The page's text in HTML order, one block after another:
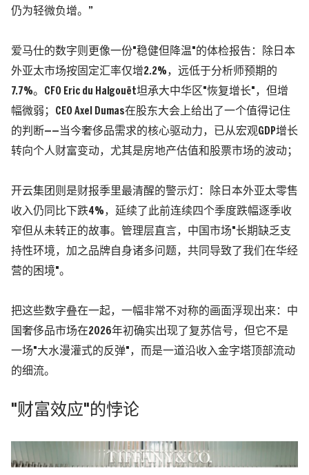
仍为轻微负增。”
爱马仕的数字则更像一份"稳健但降温"的体检报告：
除日本
外亚太市场按固定汇率仅增2.2%，远低于分析师预期的
7.7%。 CFO Eric du Halgouët坦承大中华区"恢复增长"，但增
幅微弱；CEO Axel Dumas在股东大会上给出了一个值得记住
的判断——当今奢侈品需求的核心驱动力，已从宏观GDP增长
转向个人财富变动，尤其是房地产估值和股票市场的波动；
开云集团 则是财报季里最清醒的警示灯：
除日本外亚太零售
收入仍同比下跌4%，延续了此前连续四个季度跌幅逐季收
窄但从未转正的故事。 管理层直言，中国市场"长期缺乏支
持性环境，加之品牌自身诸多问题，共同导致了我们在华经
营的困境"。
把这些数字叠在一起，一幅非常不对称的画面浮现出来：中
国奢侈品市场在2026年初确实出现了复苏信号，但它不是
一场"大水漫灌式的反弹"，而是一道沿收入金字塔顶部流动
的细流。
"财富效应"的悖论